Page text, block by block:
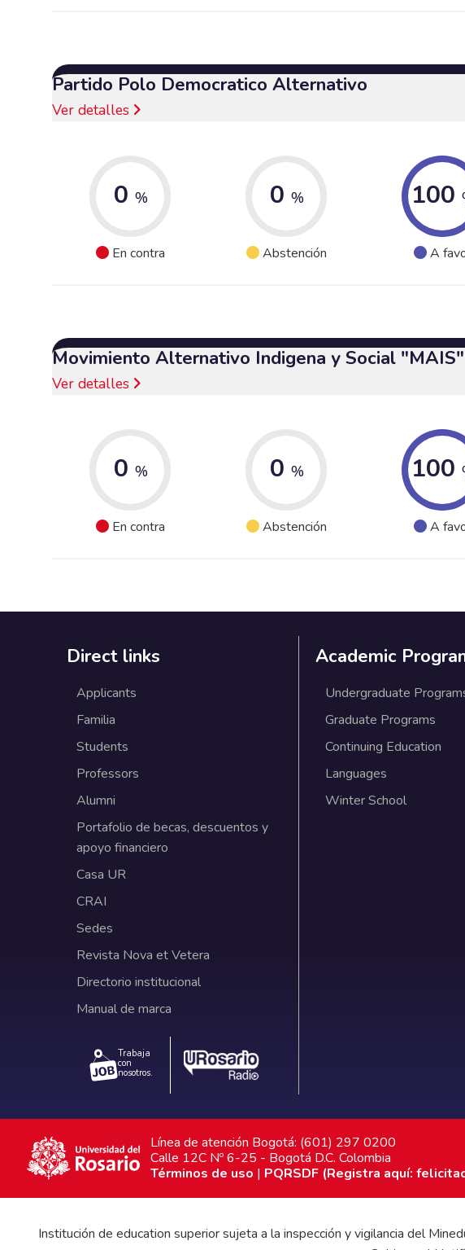
Partido Polo Democratico Alternativo
Ver detalles
0 %
En contra
0 %
Abstención
100
A
Movimiento Alternativo Indigena y Social "MAIS"
Ver detalles
0 %
En contra
0 %
Abstención
100
A
Direct links
Applicants
Familia
Students
Professors
Alumni
Portafolio de becas, descuentos y
apoyo financiero
Casa UR
CRAI
Sedes
Revista Nova et Vetera
Directorio institucional
Manual de marca
Trabaja
con
nosotros.
Academic
Undergraduate
Graduate Programs
Continuing Education
Languages
Winter School
Línea de atención Bogotá: (601) 297 0200
Calle 12C Nº 6-25 - Bogotá D.C. Colombia
Términos de uso | PQRSDF (Registra aquí:
Institución de education superior sujeta a la inspección y vigilancia del